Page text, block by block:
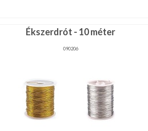
Ékszerdrót - 10 méter
090206